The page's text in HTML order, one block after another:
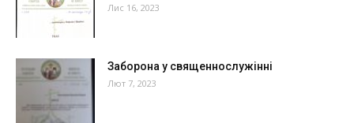
Лис 16, 2023
Заборона у священнослужінні
Лют 7, 2023